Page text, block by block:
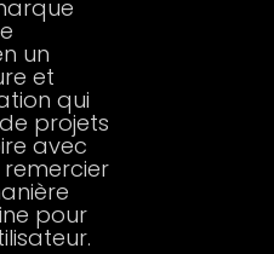
un
et
qui
projets
avec
pour